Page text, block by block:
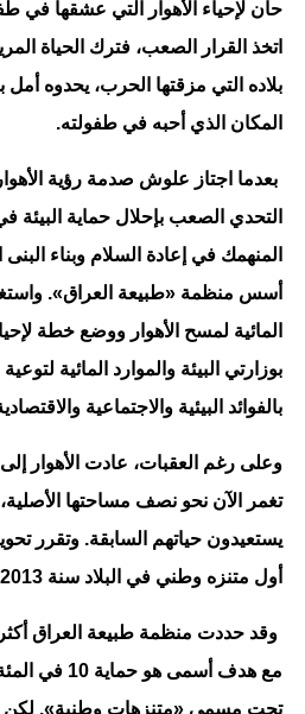
اتخذ القرار الصعب، فترك الحياة
بلاده التي مزقتها الحرب، يحدوه أمل
المكان الذي أحبه في طفولته.
بعدما اجتاز علوش صدمة رؤية
التحدي الصعب بإحلال حماية البيئة
أسس منظمة «طبيعة العراق».
المائية لمسح الأهوار ووضع خطة
بوزارتي البيئة والموارد المائية
بالفوائد البيئية والاجتماعية
وعلى رغم العقبات، عادت الأهوار
تغمر الآن نحو نصف مساحتها
يستعيدون حياتهم السابقة. وتقرر
أول متنزه وطني في البلاد سنة 2013.
مع هدف أسمى
تحت مسمى «متنزهات وطنية». لكن